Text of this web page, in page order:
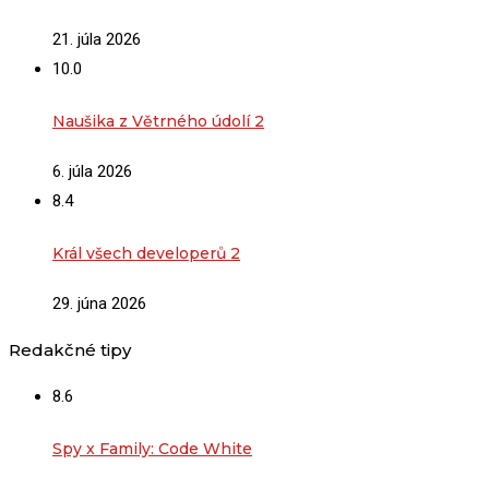
21. júla 2026
10.0
Naušika z Větrného údolí 2
6. júla 2026
8.4
Král všech developerů 2
29. júna 2026
Redakčné tipy
8.6
Spy x Family: Code White